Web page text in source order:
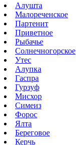
Алушта
Малореченское
Партенит
Приветное
Рыбачье
Солнечногорское
Утес
Алупка
Гаспра
Гурзуф
Мисхор
Симеиз
Форос
Ялта
Береговое
Керчь